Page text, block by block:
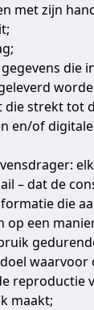
met zijn
die
die strekt tot
en/of
– dat de
die
op een
waarvoor
reproductie
maakt;